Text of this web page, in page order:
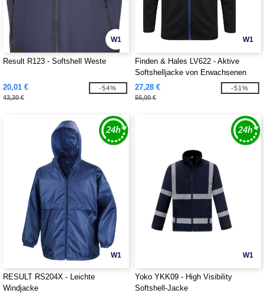
W1
Result R123 - Softshell Weste
20,01 €
43,30 €
-54%
W1
Finden & Hales LV622 - Aktive
Softshelljacke von Erwachsenen
27,28 €
56,00 €
-51%
W1
RESULT RS204X - Leichte
Windjacke
W1
Yoko YKK09 - High Visibility
Softshell-Jacke